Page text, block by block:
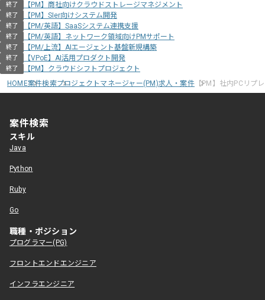
終了 【PM】商社向けクラウドストレージマネジメント
終了 【PM】SIer向けシステム開発
終了 【PM/英語】SaaSシステム連携支援
終了 【PM/英語】ネットワーク領域向けPMサポート
終了 【PM/上流】AIエージェント基盤新規構築
終了 【VPoE】AI活用プロダクト開発
終了
【PM】クラウドシフトプロジェクト
HOME案件検索プロジェクトマネージャー(PM)求人・案件【PM】社内PCリプ
案件検索
スキル
Java
Python
Ruby
Go
職種・ポジション
プログラマー(PG)
フロントエンドエンジニア
インフラエンジニア